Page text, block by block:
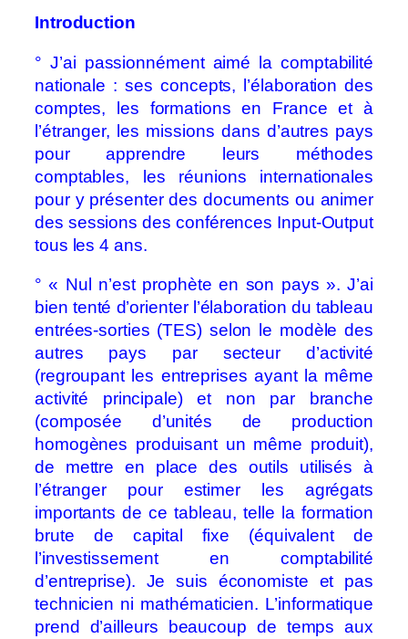
Introduction
° J’ai passionnément aimé la comptabilité
nationale : ses concepts, l’élaboration des
comptes, les formations en France et à
l’étranger, les missions dans d’autres pays
pour apprendre leurs méthodes
comptables, les réunions internationales
pour y présenter des documents ou animer
des sessions des conférences Input-Output
tous les 4 ans.
° « Nul n’est prophète en son pays ». J’ai
bien tenté d’orienter l’élaboration du tableau
entrées-sorties (TES) selon le modèle des
autres pays par secteur d’activité
(regroupant les entreprises ayant la même
activité principale) et non par branche
(composée d’unités de production
homogènes produisant un même produit),
de mettre en place des outils utilisés à
l’étranger pour estimer les agrégats
importants de ce tableau, telle la formation
brute de capital fixe (équivalent de
l’investissement en comptabilité
d’entreprise). Je suis économiste et pas
technicien ni mathématicien. L’informatique
prend d’ailleurs beaucoup de temps aux